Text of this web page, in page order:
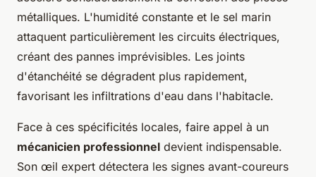
métalliques. L'humidité constante et le sel marin
attaquent particulièrement les circuits électriques,
créant des pannes imprévisibles. Les joints
d'étanchéité se dégradent plus rapidement,
favorisant les infiltrations d'eau dans l'habitacle.
Face à ces spécificités locales, faire appel à un
mécanicien professionnel devient indispensable.
Son œil expert détectera les signes avant-coureurs